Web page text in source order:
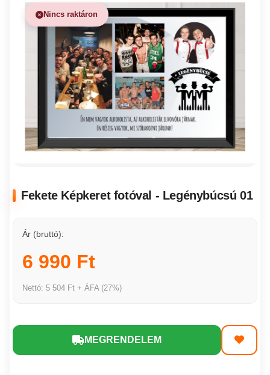
Nincs raktáron
Fekete Képkeret fotóval - Legénybúcsú 01
Ár (bruttó):
6 990 Ft
Nettó: 5 504 Ft + ÁFA (27%)
MEGRENDELEM